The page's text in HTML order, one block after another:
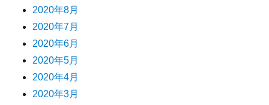
2020年8月
2020年7月
2020年6月
2020年5月
2020年4月
2020年3月